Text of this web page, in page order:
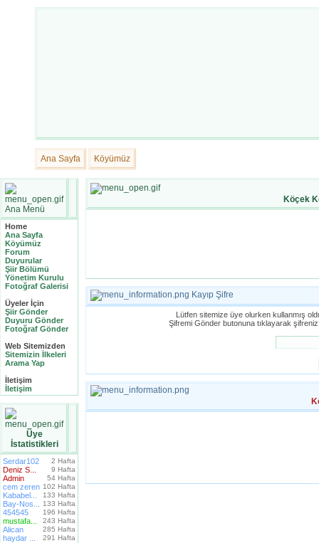
Ana Sayfa Köyümüz
Ana Menü
Home
Ana Sayfa
Köyümüz
Forum
Duyurular
Şiir Bölümü
Yönetim Kurulu
Fotoğraf Galerisi
Üyeler İçin
Şiir Gönder
Duyuru Gönder
Fotoğraf Gönder
Web Sitemizden
Sitemizin İlkeleri
Arama Yap
İletişim
İletişim
Üye
İstatistikleri
Serdar102 2 Hafta
Deniz S... 9 Hafta
Admin 54 Hafta
cem zeren 102 Hafta
Kababel... 133 Hafta
Bay-Nos... 133 Hafta
454545 196 Hafta
mustafa... 243 Hafta
Alican 285 Hafta
haydar ... 291 Hafta
Köçek
Kayıp Şifre
Lütfen sitemize üye olurken kullanmış
Şifremi Gönder butonuna tıklayarak